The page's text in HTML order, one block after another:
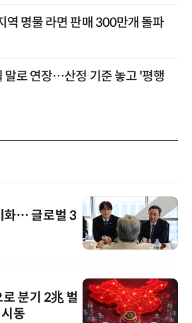
역 명물 라면 판매 300만개 돌파
말로 연장…산정 기준 놓고 '평행
화… 글로벌 3
분기 2兆 벌
동